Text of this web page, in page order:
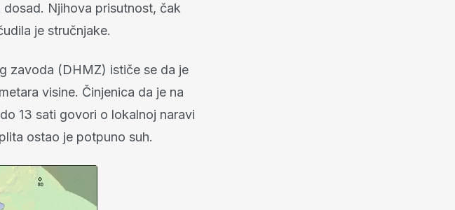
Njihova prisutnost, čak
je stručnjake.
zavoda (DHMZ) ističe se da je
visine. Činjenica da je na
13 sati govori o lokalnoj naravi
ostao je potpuno suh.